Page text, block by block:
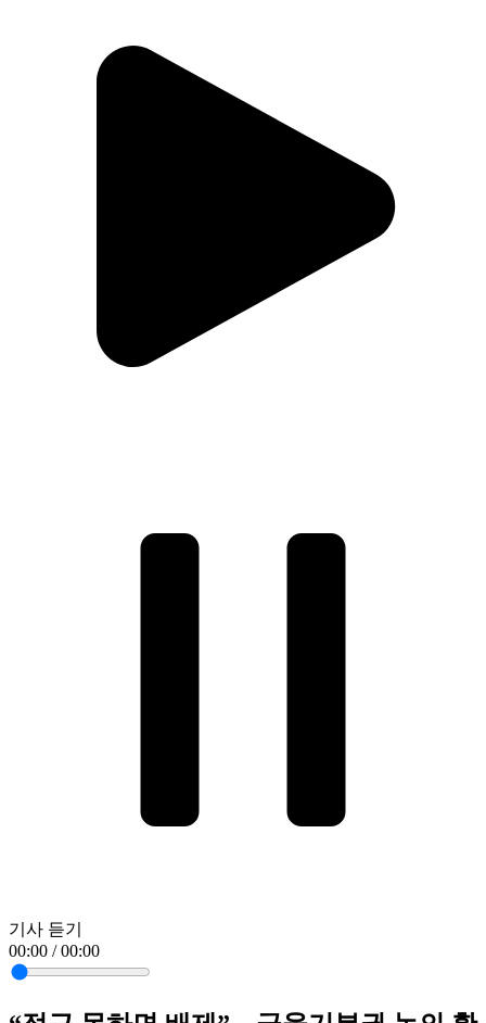
기사 듣기
00:00 / 00:00